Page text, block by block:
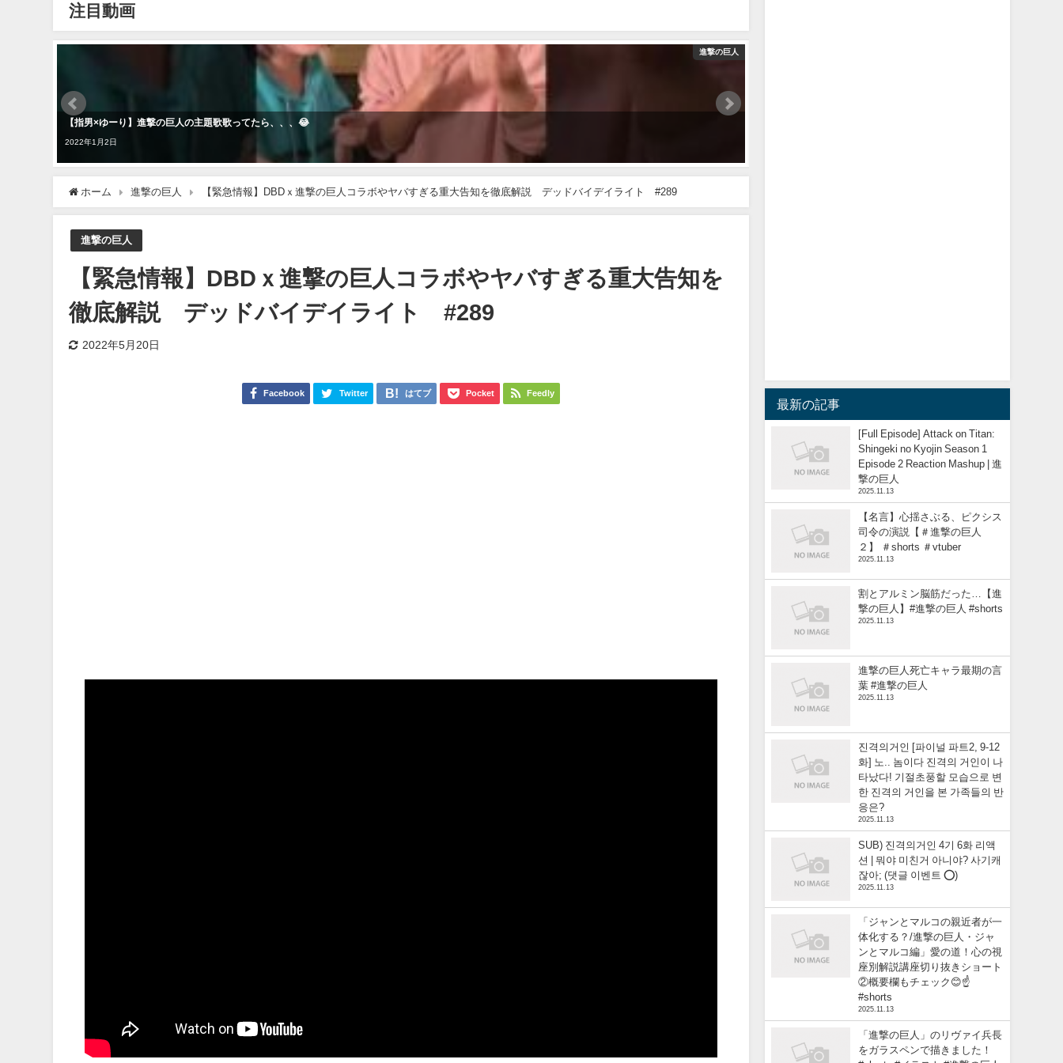
注目動画
進撃の巨人
【指男×ゆーり】進撃の巨人の主題歌歌ってたら、、、😂
2022年1月2日
ホーム 進撃の巨人 【緊急情報】DBDｘ進撃の巨人コラボやヤバすぎる重大告知を徹底解説 デッドバイデイライト #289
進撃の巨人
【緊急情報】DBDｘ進撃の巨人コラボやヤバすぎる重大告知を
徹底解説 デッドバイデイライト #289
2022年5月20日
Facebook Twitter はてブ Pocket Feedly
最新の記事
[Full Episode] Attack on Titan:
Shingeki no Kyojin Season 1
Episode 2 Reaction Mashup | 進
撃の巨人
2025.11.13
【名言】心揺さぶる、ピクシス
司令の演説【＃進撃の巨人
２】 ＃shorts ＃vtuber
2025.11.13
割とアルミン脳筋だった…【進
撃の巨人】#進撃の巨人 #shorts
2025.11.13
進撃の巨人死亡キャラ最期の言
葉 #進撃の巨人
2025.11.13
진격의거인 [파이널 파트2, 9-12
화] 노.. 놈이다 진격의 거인이 나
타났다! 기절초풍할 모습으로 변
한 진격의 거인을 본 가족들의 반
응은?
2025.11.13
SUB) 진격의거인 4기 6화 리액
션 | 뭐야 미친거 아니야? 사기캐
잖아; (댓글 이벤트 ⭕)
2025.11.13
「ジャンとマルコの親近者が一
体化する？/進撃の巨人・ジャ
ンとマルコ編」愛の道！心の視
座別解説講座切り抜きショート
②概要欄もチェック😊☝️
#shorts
2025.11.13
「進撃の巨人」のリヴァイ兵長
をガラスペンで描きました！